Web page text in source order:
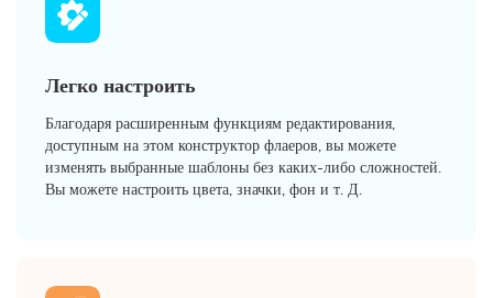
Легко настроить
Благодаря расширенным функциям редактирования,
доступным на этом конструктор флаеров, вы можете
изменять выбранные шаблоны без каких-либо сложностей.
Вы можете настроить цвета, значки, фон и т. Д.